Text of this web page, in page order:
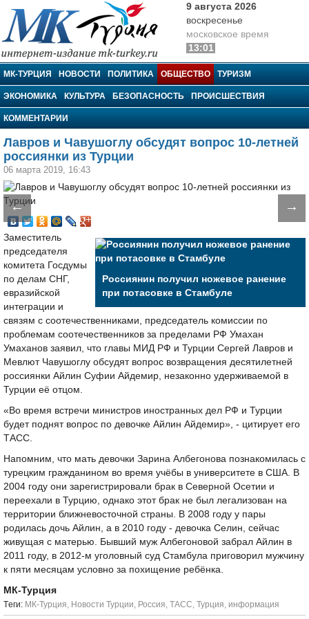
МК-Турция
9 августа 2026
воскресенье
московское время
13:01
МК-ТУРЦИЯ НОВОСТИ ПОЛИТИКА ОБЩЕСТВО ТУРИЗМ
ЭКОНОМИКА КУЛЬТУРА БЕЗОПАСНОСТЬ ПРОИСШЕСТВИЯ
КОММЕНТАРИИ
Лавров и Чавушоглу обсудят вопрос 10-летней
россиянки из Турции
06 марта 2019, 16:43
← →
Россиянин получил ножевое ранение
при потасовке в Стамбуле
Заместитель
председателя
комитета Госдумы
по делам СНГ,
евразийской
интеграции и
связям с соотечественниками, председатель комиссии по
проблемам соотечественников за пределами РФ Умахан
Умаханов заявил, что главы МИД РФ и Турции Сергей Лавров и
Мевлют Чавушоглу обсудят вопрос возвращения десятилетней
россиянки Айлин Суфии Айдемир, незаконно удерживаемой в
Турции её отцом.
«Во время встречи министров иностранных дел РФ и Турции
будет поднят вопрос по девочке Айлин Айдемир», - цитирует его
ТАСС.
Напомним, что мать девочки Зарина Албегонова познакомилась с
турецким гражданином во время учёбы в университете в США. В
2004 году они зарегистрировали брак в Северной Осетии и
переехали в Турцию, однако этот брак не был легализован на
территории ближневосточной страны. В 2008 году у пары
родилась дочь Айлин, а в 2010 году - девочка Селин, сейчас
живущая с матерью. Бывший муж Албегоновой забрал Айлин в
2011 году, в 2012-м уголовный суд Стамбула приговорил мужчину
к пяти месяцам условно за похищение ребёнка.
МК-Турция
Tеги: МК-Турция, Новости Турции, Россия, ТАСС, Турция, информация